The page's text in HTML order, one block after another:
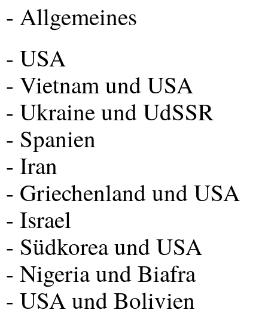
- Allgemeines
- USA
- Vietnam undUSA
- Ukraine und UdSSR
- Spanien
- Iran
- Griechenland undUSA
- Israel
- Südkorea undUSA
- Nigeria und Biafra
- USAund Bolivien